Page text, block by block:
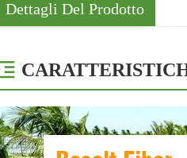
Dettagli Del Prodotto